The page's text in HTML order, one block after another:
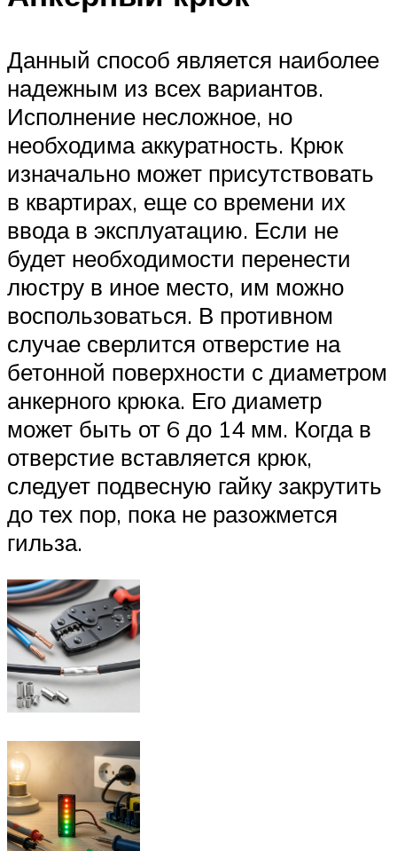
Данный способ является наиболее
надежным из всех вариантов.
Исполнение несложное, но
необходима аккуратность. Крюк
изначально может присутствовать
в квартирах, еще со времени их
ввода в эксплуатацию. Если не
будет необходимости перенести
люстру в иное место, им можно
воспользоваться. В противном
случае сверлится отверстие на
бетонной поверхности с диаметром
анкерного крюка. Его диаметр
может быть от 6 до 14 мм. Когда в
отверстие вставляется крюк,
следует подвесную гайку закрутить
до тех пор, пока не разожмется
гильза.